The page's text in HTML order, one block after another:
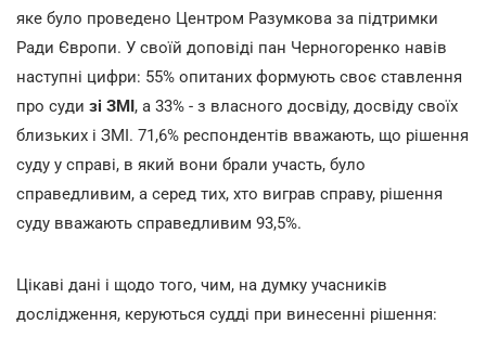
яке було проведено Центром Разумкова за підтримки
Ради Європи. У своїй доповіді пан Черногоренко навів
наступні цифри: 55% опитаних формують своє ставлення
про суди зі ЗМІ, а 33% - з власного досвіду, досвіду своїх
близьких і ЗМІ. 71,6% респондентів вважають, що рішення
суду у справі, в який вони брали участь, було
справедливим, а серед тих, хто виграв справу, рішення
суду вважають справедливим 93,5%.
Цікаві дані і щодо того, чим, на думку учасників
дослідження, керуються судді при винесенні рішення: